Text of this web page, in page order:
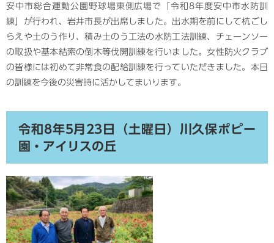
安中市総合運動公園野球場東側広場で「令和8年度安中市水防訓
練」が行われ、岩井市長が出席しました。出水期を前にして杭ごし
らえや土のう作り、積み土のう工法の水防工法訓練、チェーンソー
の取扱や基本結索の倒木等伐開訓練を行いました。女性防火クラブ
の皆様には初めて非常食の配給訓練を行っていただきました。本日
の訓練を今後の災害時に活かしてまいります。
令和8年5月23日（土曜日）川久保ポピー
園・アイリスの丘